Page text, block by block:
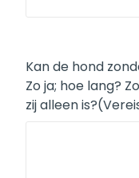
Kan de hond
Zo ja; hoe lang?
zij alleen is?